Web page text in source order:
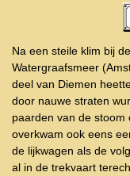
Na een steile klim bij
Watergraafsmeer
deel van Diemen
door nauwe straten
paarden van de stoom
overkwam ook eens
de lijkwagen als de
al in de trekvaart